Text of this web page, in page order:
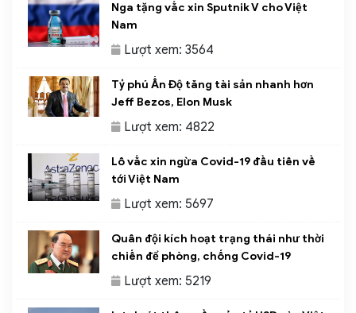
Nga tặng vắc xin Sputnik V cho Việt
Nam
Lượt xem: 3564
Tỷ phú Ấn Độ tăng tài sản nhanh hơn
Jeff Bezos, Elon Musk
Lượt xem: 4822
Lô vắc xin ngừa Covid-19 đầu tiên về
tới Việt Nam
Lượt xem: 5697
Quân đội kích hoạt trạng thái như thời
chiến để phòng, chống Covid-19
Lượt xem: 5219